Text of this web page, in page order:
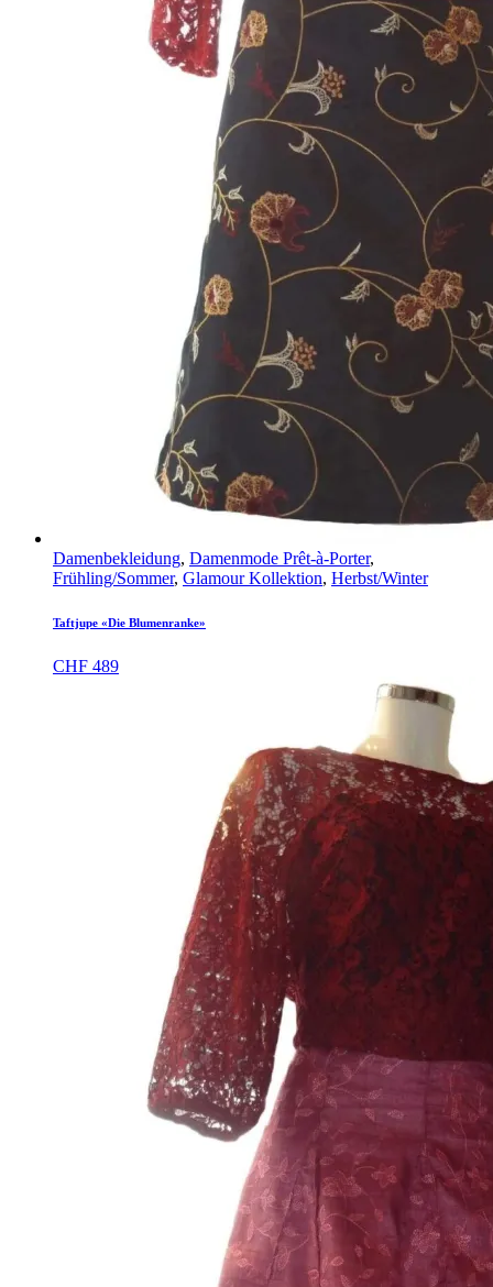
Damenbekleidung, Damenmode Prêt-à-Porter,
Frühling/Sommer, Glamour Kollektion, Herbst/Winter
Taftjupe «Die Blumenranke»
CHF 489